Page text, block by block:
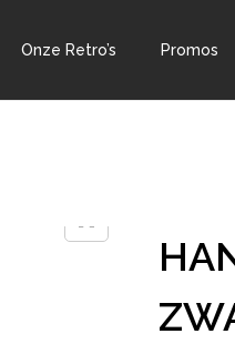
Onze Retro’s Promos